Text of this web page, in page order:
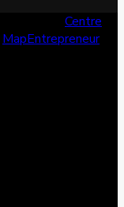
Centre
MapEntrepreneur